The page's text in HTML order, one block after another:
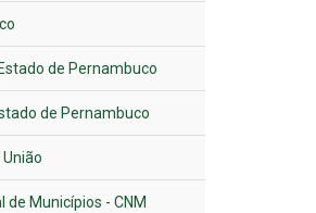
de Pernambuco
de Pernambuco
Municípios - CNM